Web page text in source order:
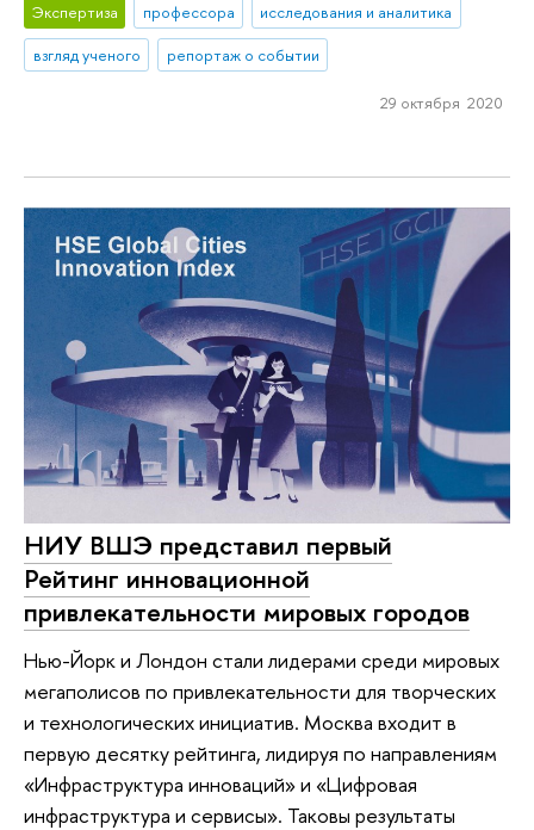
Экспертиза профессора
исследования и аналитика
взгляд ученого
репортаж о событии
29 октября 2020
НИУ ВШЭ представил первый
Рейтинг инновационной
привлекательности мировых городов
Нью-Йорк и Лондон стали лидерами среди мировых
мегаполисов по привлекательности для творческих
и технологических инициатив. Москва входит в
первую десятку рейтинга, лидируя по направлениям
«Инфраструктура инноваций» и «Цифровая
инфраструктура и сервисы». Таковы результаты